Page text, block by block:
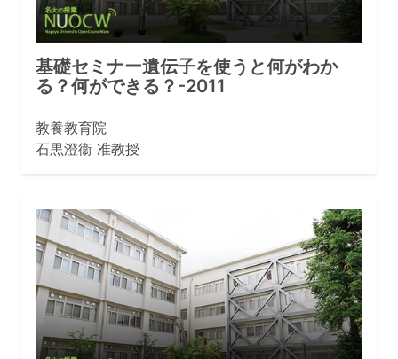
基礎セミナー遺伝子を使うと何がわか
る？何ができる？-2011
教養教育院
石黒澄衞 准教授